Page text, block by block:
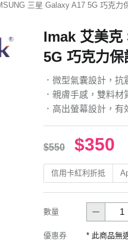
三星 Galaxy A17 5G 巧克力
Imak 艾美克
5G 巧克力
．微型氣囊設計，
．親膚手感，雙料材
．高出螢幕設計，有
$550 $350
信用卡紅利折抵
數量
優惠券 * 此商品無